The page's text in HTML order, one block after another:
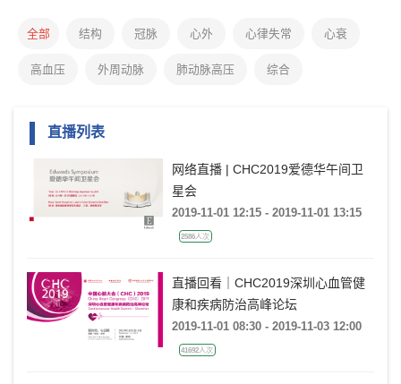
全部 结构 冠脉 心外 心律失常 心衰
高血压 外周动脉 肺动脉高压 综合
直播列表
网络直播 | CHC2019爱德华午间卫
星会
2019-11-01 12:15 - 2019-11-01 13:15
2586人次
直播回看｜CHC2019深圳心血管健
康和疾病防治高峰论坛
2019-11-01 08:30 - 2019-11-03 12:00
41692人次